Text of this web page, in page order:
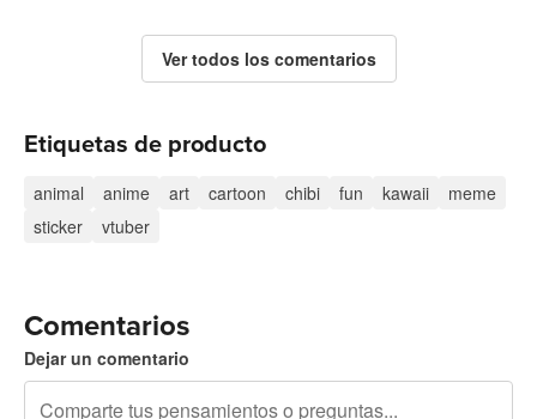
Ver todos los comentarios
Etiquetas de producto
animal anime art cartoon chibi fun kawaii
meme
sticker
vtuber
Comentarios
Dejar un comentario